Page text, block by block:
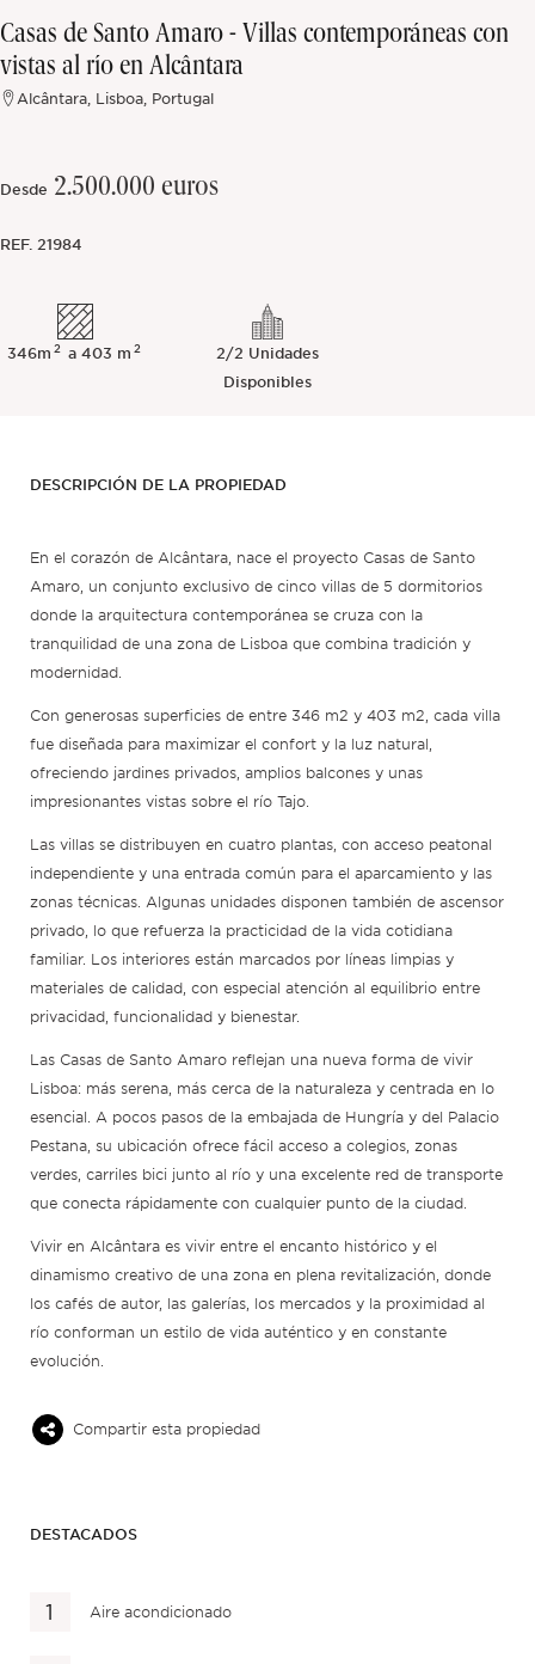
Casas de Santo Amaro - Villas contemporáneas con
vistas al río en Alcântara
Alcântara, Lisboa, Portugal
Desde 2.500.000 euros
REF. 21984
346m2 a 403 m2 2/2 Unidades
Disponibles
DESCRIPCIÓN DE LA PROPIEDAD
En el corazón de Alcântara, nace el proyecto Casas de Santo
Amaro, un conjunto exclusivo de cinco villas de 5 dormitorios
donde la arquitectura contemporánea se cruza con la
tranquilidad de una zona de Lisboa que combina tradición y
modernidad.
Con generosas superficies de entre 346 m2 y 403 m2, cada villa
fue diseñada para maximizar el confort y la luz natural,
ofreciendo jardines privados, amplios balcones y unas
impresionantes vistas sobre el río Tajo.
Las villas se distribuyen en cuatro plantas, con acceso peatonal
independiente y una entrada común para el aparcamiento y las
zonas técnicas. Algunas unidades disponen también de ascensor
privado, lo que refuerza la practicidad de la vida cotidiana
familiar. Los interiores están marcados por líneas limpias y
materiales de calidad, con especial atención al equilibrio entre
privacidad, funcionalidad y bienestar.
Las Casas de Santo Amaro reflejan una nueva forma de vivir
Lisboa: más serena, más cerca de la naturaleza y centrada en lo
esencial. A pocos pasos de la embajada de Hungría y del Palacio
Pestana, su ubicación ofrece fácil acceso a colegios, zonas
verdes, carriles bici junto al río y una excelente red de transporte
que conecta rápidamente con cualquier punto de la ciudad.
Vivir en Alcântara es vivir entre el encanto histórico y el
dinamismo creativo de una zona en plena revitalización, donde
los cafés de autor, las galerías, los mercados y la proximidad al
río conforman un estilo de vida auténtico y en constante
evolución.
Compartir esta propiedad
DESTACADOS
Aire acondicionado
Fuera del mercado
Todas las propiedades